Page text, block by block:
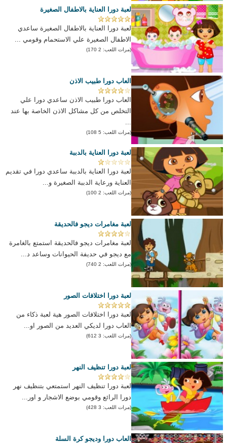
لعبة دورا العناية بالاطفال الصغيرة
لعبة دورا العناية بالاطفال الصغيرة ساعدي
الاطفال الصغيرة علي الاستحمام وقومي ...
(مرات اللعب: 2 170)
العاب دورا طبيب الاذن
العاب دورا طبيب الاذن ساعدي دورا علي
التخلص من كل مشاكل الاذن الخاصة بها عند
...
(مرات اللعب: 5 108)
لعبة دورا العناية بالدببة
لعبة دورا العناية بالدببة ساعدي دورا في تقديم
العناية ورعاية الدببة الصغيرة و...
(مرات اللعب: 2 100)
لعبة مغامرات ديجو فالحديقة
لعبة مغامرات ديجو فالحديقة استمتع بالغامرة
مع ديجو في حديفة الحيوانات وساعد د...
(مرات اللعب: 2 740)
لعبة دورا اختلافات الصور
لعبة دورا اختلافات الصور هية لعبة ذكاء من
العاب دورا لديكي العديد من الصور او...
(مرات اللعب: 3 612)
لعبة دورا تنظيف النهر
لعبة دورا تنظيف النهر استمتعي بتنظيف نهر
دورا الرائع وقومي بوضع الاشجار و اور...
(مرات اللعب: 3 428)
العاب دورا وديجو كرة السلة